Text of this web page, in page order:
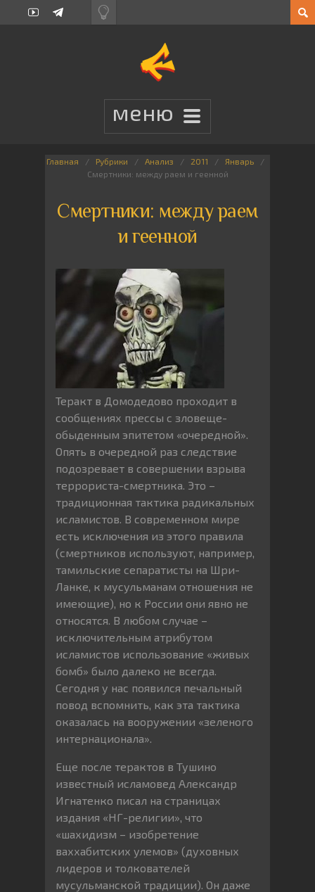
Главная Рубрики Анализ 2011
Январь
Смертники: между раем и геенной
Смертники: между раем
и геенной
Теракт в Домодедово проходит в
сообщениях прессы с зловеще-
обыденным эпитетом «очередной».
Опять в очередной раз следствие
подозревает в совершении взрыва
террориста-смертника. Это –
традиционная тактика радикальных
исламистов. В современном мире
есть исключения из этого правила
(смертников используют, например,
тамильские сепаратисты на Шри-
Ланке, к мусульманам отношения не
имеющие), но к России они явно не
относятся. В любом случае –
исключительным атрибутом
исламистов использование «живых
бомб» было далеко не всегда.
Сегодня у нас появился печальный
повод вспомнить, как эта тактика
оказалась на вооружении «зеленого
интернационала».
Еще после терактов в Тушино
известный исламовед Александр
Игнатенко писал на страницах
издания «НГ-религии», что
«шахидизм – изобретение
ваххабитских улемов» (духовных
лидеров и толкователей
мусульманской традиции). Он даже